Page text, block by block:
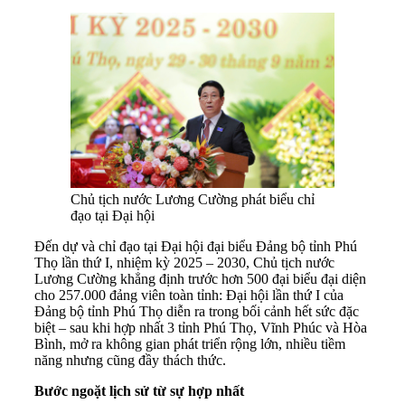
Chủ tịch nước Lương Cường phát biểu chỉ
đạo tại Đại hội
Đến dự và chỉ đạo tại Đại hội đại biểu Đảng bộ tỉnh Phú
Thọ lần thứ I, nhiệm kỳ 2025 – 2030, Chủ tịch nước
Lương Cường khẳng định trước hơn 500 đại biểu đại diện
cho 257.000 đảng viên toàn tỉnh: Đại hội lần thứ I của
Đảng bộ tỉnh Phú Thọ diễn ra trong bối cảnh hết sức đặc
biệt – sau khi hợp nhất 3 tỉnh Phú Thọ, Vĩnh Phúc và Hòa
Bình, mở ra không gian phát triển rộng lớn, nhiều tiềm
năng nhưng cũng đầy thách thức.
Bước ngoặt lịch sử từ sự hợp nhất